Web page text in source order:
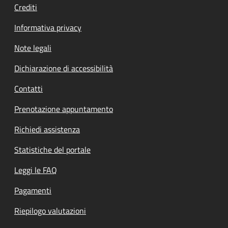
Crediti
Informativa privacy
Note legali
Dichiarazione di accessibilità
Contatti
Prenotazione appuntamento
Richiedi assistenza
Statistiche del portale
Leggi le FAQ
Pagamenti
Riepilogo valutazioni